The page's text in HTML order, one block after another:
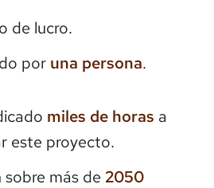
de lucro.
por una persona.
miles de horas a
este proyecto.
más de 2050